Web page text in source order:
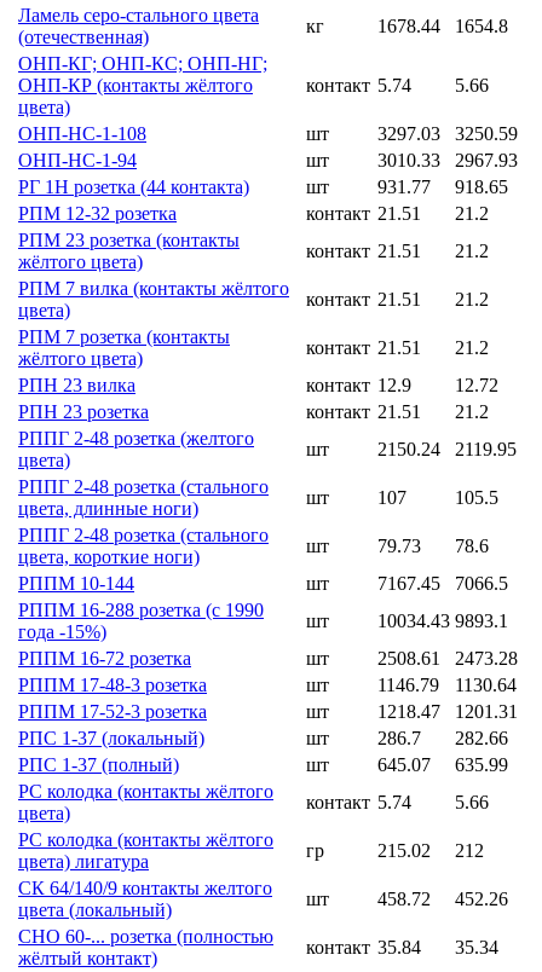
Ламель серо-стального цвета
(отечественная)
кг 1678.44
1654.8
ОНП-КГ; ОНП-КС; ОНП-НГ;
ОНП-КР (контакты жёлтого
цвета)
контакт 5.74 5.66
ОНП-НС-1-108 шт 3297.03
3250.59
ОНП-НС-1-94
шт 3010.33
2967.93
РГ 1Н розетка (44 контакта)
шт 931.77
918.65
РПМ 12-32 розетка
контакт 21.51
21.2
РПМ 23 розетка (контакты
жёлтого цвета)
контакт 21.51
21.2
РПМ 7 вилка (контакты жёлтого
цвета)
контакт 21.51
21.2
РПМ 7 розетка (контакты
жёлтого цвета)
контакт 21.51
21.2
РПН 23 вилка
контакт 12.9
12.72
РПН 23 розетка
контакт 21.51
21.2
РППГ 2-48 розетка (желтого
цвета)
шт 2150.24
2119.95
РППГ 2-48 розетка (стального
цвета, длинные ноги)
шт 107
105.5
РППГ 2-48 розетка (стального
цвета, короткие ноги)
шт 79.73
78.6
РППМ 10-144
шт 7167.45
7066.5
РППМ 16-288 розетка (с 1990
года -15%)
шт 10034.43 9893.1
РППМ 16-72 розетка
шт 2508.61
2473.28
РППМ 17-48-3 розетка
шт 1146.79
1130.64
РППМ 17-52-3 розетка
шт 1218.47
1201.31
РПС 1-37 (локальный)
шт 286.7
282.66
РПС 1-37 (полный)
шт 645.07
635.99
РС колодка (контакты жёлтого
цвета)
контакт 5.74
5.66
РС колодка (контакты жёлтого
цвета) лигатура
гр 215.02
212
СК 64/140/9 контакты желтого
цвета (локальный)
шт 458.72
452.26
СНО 60-... розетка (полностью
жёлтый контакт)
контакт 35.84
35.34